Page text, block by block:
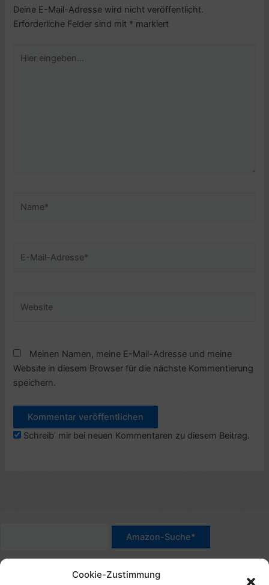
Cookie-Zustimmung
Deine E-Mail-Adresse wird nicht veröffentlicht.
Erforderliche Felder sind mit * markiert
eingeben…
Mail-
Meinen Namen, meine E-Mail-Adresse und meine
Website in diesem Browser für die nächste Kommentierung
speichern.
Schreib' mir bei neuen Kommentaren zu diesem Beitrag.
*Werbehinweis für Links mit Hinweis "Amazon-Werbelink(s)",
"Amazon-Suche" und/oder mit Sternchen (*): Das sind Affiliate-